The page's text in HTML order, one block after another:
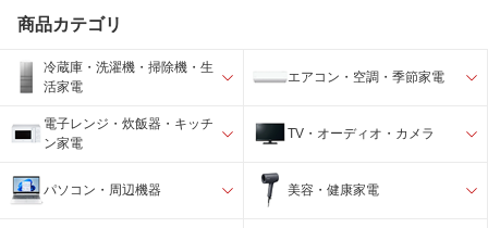
商品カテゴリ
冷蔵庫・洗濯機・掃除機・生
活家電
エアコン・空調・季節家電
電子レンジ・炊飯器・キッチ
ン家電
TV・オーディオ・カメラ
パソコン・周辺機器 美容・健康家電